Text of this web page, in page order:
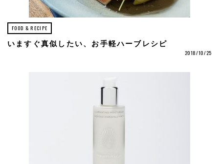
FOOD & RECIPE
いますぐ真似したい、お手軽ハーブレシピ
2018/10/25